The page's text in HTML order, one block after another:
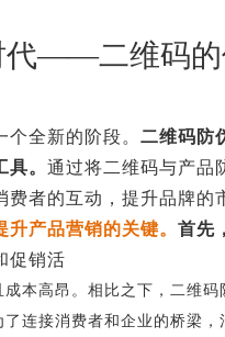
代——二维码的
全新的阶段。 二维码防
。 通过将二维码与产品
者的互动，提升品牌的
产品营销的关键。 首先
促销活
本高昂。相比之下，二维
连接消费者和企业的桥梁